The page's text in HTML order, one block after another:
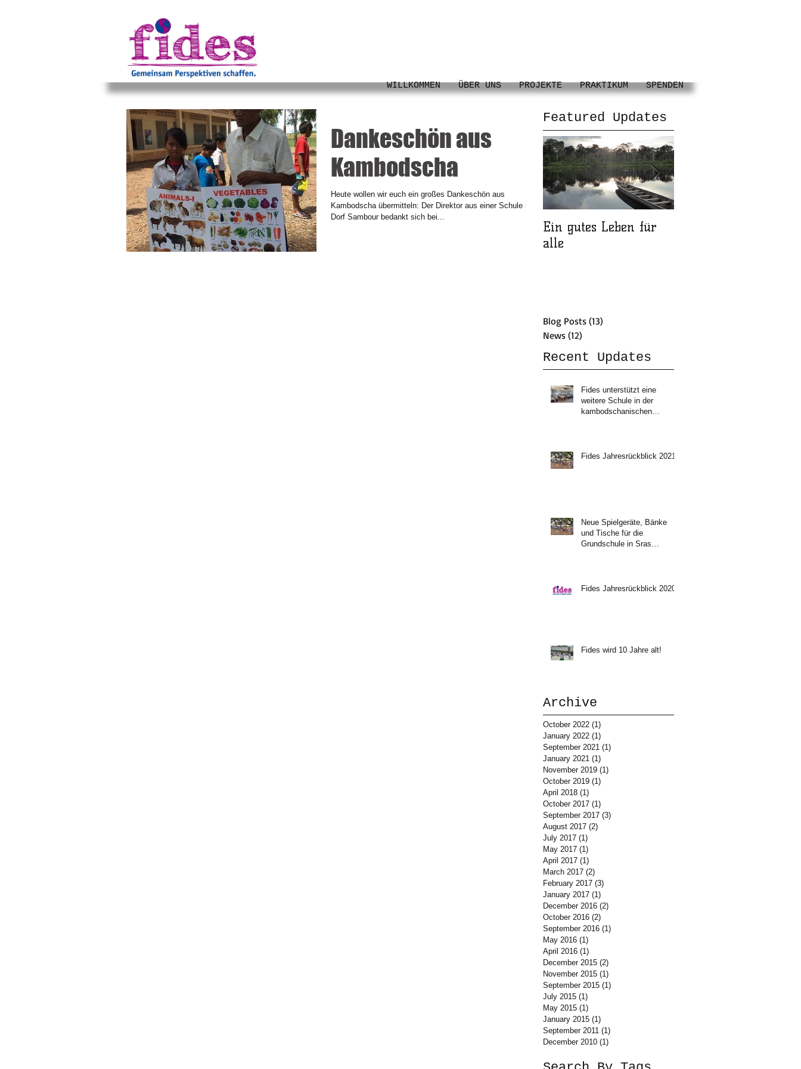
WILLKOMMEN ÜBER UNS PROJEKTE PRAKTIKUM SPENDEN
Dankeschön aus
Kambodscha
Heute wollen wir euch ein großes Dankeschön aus
Kambodscha übermitteln: Der Direktor aus einer Schule im
Dorf Sambour bedankt sich bei...
Featured Updates
Ein gutes Leben für
alle
Blog Posts (13)
News (12)
Recent Updates
Fides unterstützt eine
weitere Schule in der
kambodschanischen
Fides Jahresrückblick 2021
Neue Spielgeräte, Bänke
und Tische für die
Grundschule in Sras
Fides Jahresrückblick 2020
Fides wird 10 Jahre alt!
Archive
October 2022 (1)
January 2022 (1)
September 2021 (1)
January 2021 (1)
November 2019 (1)
October 2019 (1)
April 2018 (1)
October 2017 (1)
September 2017 (3)
August 2017 (2)
July 2017 (1)
May 2017 (1)
April 2017 (1)
March 2017 (2)
February 2017 (3)
January 2017 (1)
December 2016 (2)
October 2016 (2)
September 2016 (1)
May 2016 (1)
April 2016 (1)
December 2015 (2)
November 2015 (1)
September 2015 (1)
July 2015 (1)
May 2015 (1)
January 2015 (1)
September 2011 (1)
December 2010 (1)